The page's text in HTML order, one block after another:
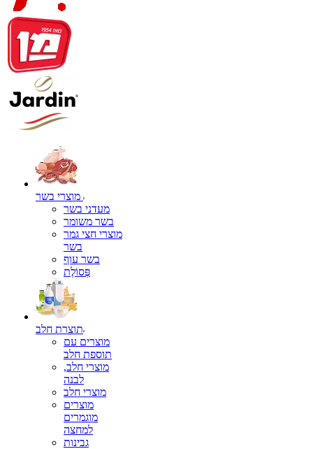
מעדני בשר
בשר משומר
מוצרי חצי גמר
בשר
בשר עוף
פְּסוֹלֶת
תוצרת חלב
מוצרים עם
תוספת חלב
מוצרי חלב,
לבנה
מוצרי חלב
מוצרים
מוגמרים
למחצה
גבינות